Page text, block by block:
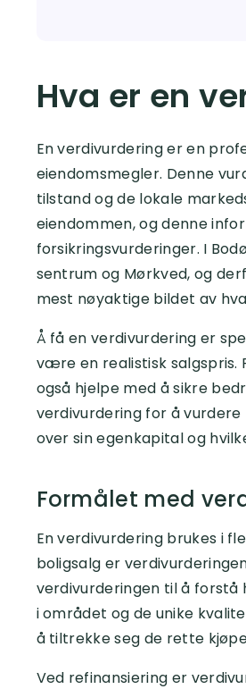
Hva er en
En verdivurdering er en
eiendomsmegler. Denne
tilstand og de lokale
eiendommen, og denne
forsikringsvurderinger. I
sentrum og Mørkved, og
mest nøyaktige bildet av
Å få en verdivurdering er
være en realistisk salgspris.
også hjelpe med å sikre
verdivurdering for å
over sin egenkapital og
Formålet med
En verdivurdering brukes i
boligsalg er
verdivurderingen til å
i området og de unike
å tiltrekke seg de rette
Ved refinansiering er